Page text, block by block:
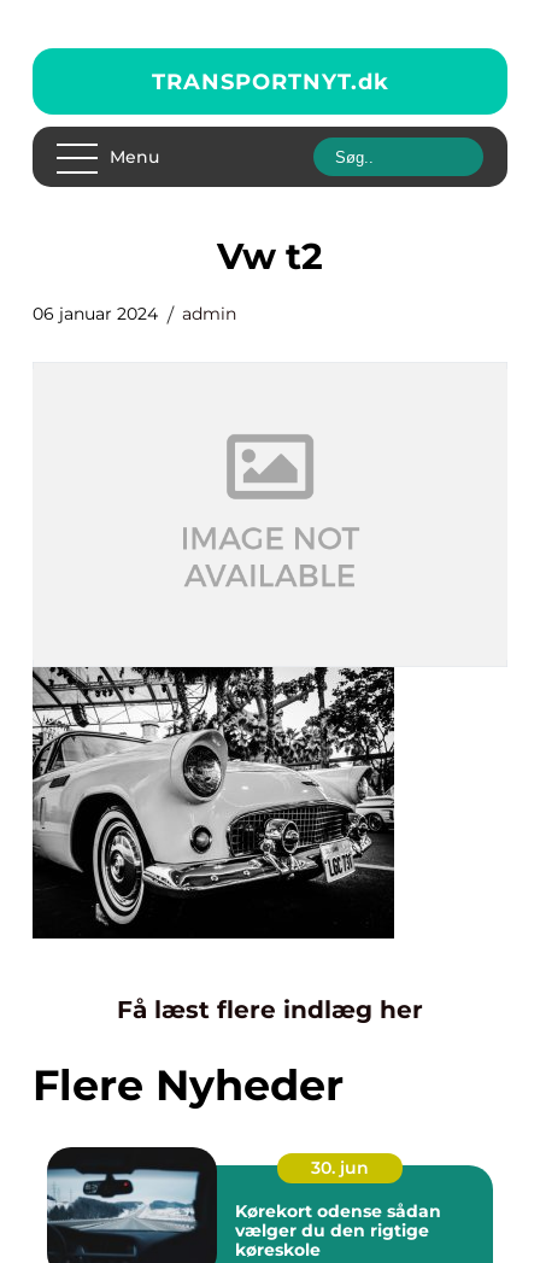
TRANSPORTNYT.dk
Menu
vw t2
06 januar 2024 admin
Få læst flere indlæg her
Flere Nyheder
30. jun
Kørekort odense sådan
vælger du den rigtige
køreskole